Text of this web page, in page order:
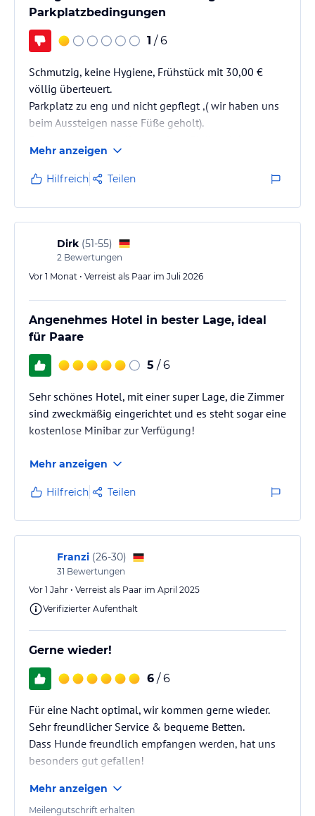
Parkplatzbedingungen
1 / 6
Schmutzig, keine Hygiene, Frühstück mit 30,00 €
völlig überteuert.
Parkplatz zu eng und nicht gepflegt ,( wir haben uns
beim Aussteigen nasse Füße geholt).
hatten wir scheinbar falsch interpretiert
Mehr anzeigen
Hilfreich Teilen
Dirk (51-55)
2 Bewertungen
Vor 1 Monat • Verreist als Paar im Juli 2026
Angenehmes Hotel in bester Lage, ideal
für Paare
5 / 6
Sehr schönes Hotel, mit einer super Lage, die Zimmer
sind zweckmäßig eingerichtet und es steht sogar eine
kostenlose Minibar zur Verfügung!
Mehr anzeigen
Hilfreich Teilen
Franzi (26-30)
31 Bewertungen
Vor 1 Jahr • Verreist als Paar im April 2025
Verifizierter Aufenthalt
Gerne wieder!
6 / 6
Für eine Nacht optimal, wir kommen gerne wieder.
Sehr freundlicher Service & bequeme Betten.
Dass Hunde freundlich empfangen werden, hat uns
besonders gut gefallen!
Mehr anzeigen
Meilengutschrift erhalten